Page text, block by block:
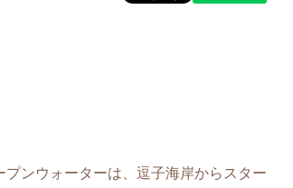
ンウォーターは、逗子海岸からスター